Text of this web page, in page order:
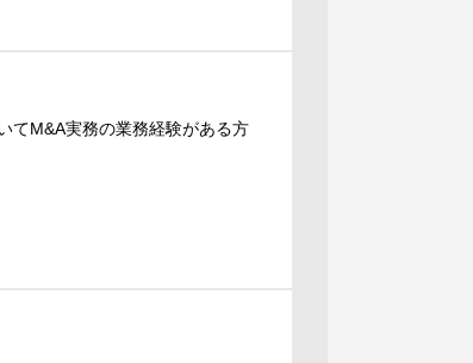
てM&A実務の業務経験がある方